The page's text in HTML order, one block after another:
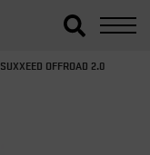
SUXXEED OFFROAD 2.0